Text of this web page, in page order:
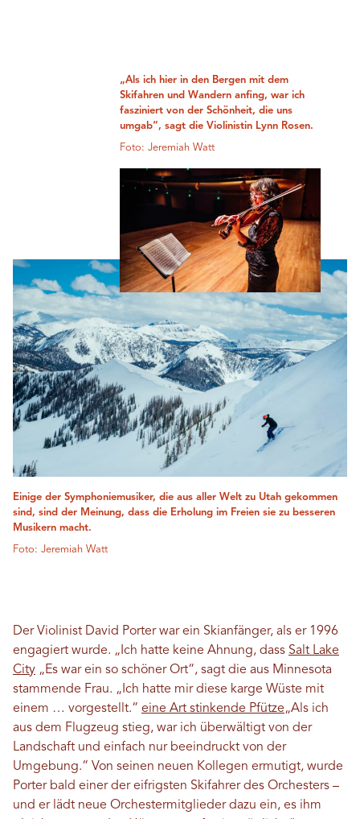
„Als ich hier in den Bergen mit dem
Skifahren und Wandern anfing, war ich
fasziniert von der Schönheit, die uns
umgab“, sagt die Violinistin Lynn Rosen.
Foto: Jeremiah Watt
Einige der Symphoniemusiker, die aus aller Welt zu Utah gekommen
sind, sind der Meinung, dass die Erholung im Freien sie zu besseren
Musikern macht.
Foto: Jeremiah Watt
Der Violinist David Porter war ein Skianfänger, als er 1996
engagiert wurde. „Ich hatte keine Ahnung, dass Salt Lake
City „Es war ein so schöner Ort“, sagt die aus Minnesota
stammende Frau. „Ich hatte mir diese karge Wüste mit
einem … vorgestellt.“ eine Art stinkende Pfütze„Als ich
aus dem Flugzeug stieg, war ich überwältigt von der
Landschaft und einfach nur beeindruckt von der
Umgebung.“ Von seinen neuen Kollegen ermutigt, wurde
Porter bald einer der eifrigsten Skifahrer des Orchesters –
und er lädt neue Orchestermitglieder dazu ein, es ihm